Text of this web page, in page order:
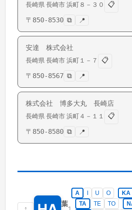
長崎県 長崎市 浜町 ８－３０
📋
〒 850-8530 ⧉ 📍
安達 株式会社
長崎県 長崎市 浜町 １－７
📋
〒 850-8567 ⧉ 📍
株式会社 博多大丸 長崎店
長崎県 長崎市 浜町 ４－１１
📋
〒 850-8580 ⧉ 📍
葉
A U O KA
TA
TE TO